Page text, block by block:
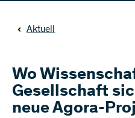
Aktuell
Wo
Gesellschaft
neue Agora-